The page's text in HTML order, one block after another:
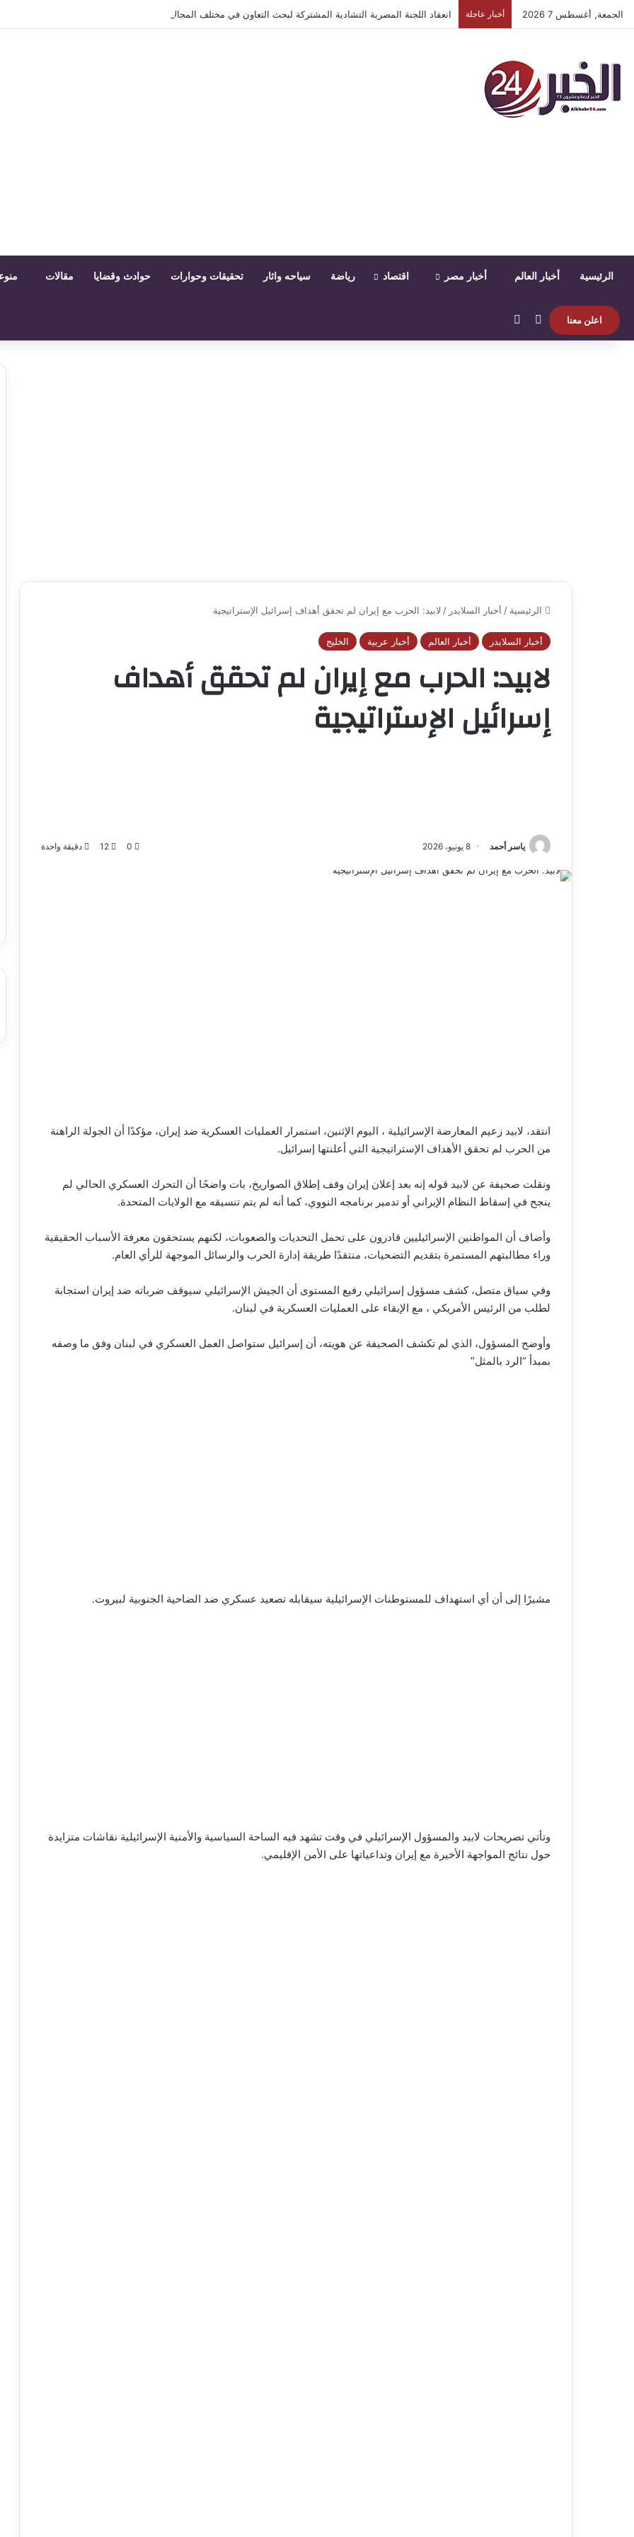
الجمعة, أغسطس 7 2026 أخبار عاجلة انعقاد اللجنة المصرية التشادية المشتركة لبحث التعاون في مختلف المجالات
الرئيسية أخبار العالم أخبار مصر اقتصاد رياضة سياحه واثار تحقيقات وحوارات حوادث وقضايا مقالات
اعلن معنا الوضع المظلم
الرئيسية / أخبار السلايدر / لابيد: الحرب مع إيران لم تحقق أهداف إسرائيل الإستراتيجية
أخبار السلايدر أخبار العالم أخبار عربية الخليج
لابيد: الحرب مع إيران لم تحقق أهداف
إسرائيل الإستراتيجية
ياسر أحمد 8 يونيو، 2026 0
12 دقيقة واحدة
انتقد، لابيد زعيم المعارضة الإسرائيلية ، اليوم الإثنين، استمرار العمليات العسكرية ضد إيران، مؤكدًا أن الجولة الراهنة
من الحرب لم تحقق الأهداف الإستراتيجية التي أعلنتها إسرائيل.
ونقلت صحيفة عن لابيد قوله إنه بعد إعلان إيران وقف إطلاق الصواريخ، بات واضحًا أن التحرك العسكري الحالي لم
ينجح في إسقاط النظام الإيراني أو تدمير برنامجه النووي، كما أنه لم يتم تنسيقه مع الولايات المتحدة.
وأضاف أن المواطنين الإسرائيليين قادرون على تحمل التحديات والصعوبات، لكنهم يستحقون معرفة الأسباب الحقيقية
وراء مطالبتهم المستمرة بتقديم التضحيات، منتقدًا طريقة إدارة الحرب والرسائل الموجهة للرأي العام.
وفي سياق متصل، كشف مسؤول إسرائيلي رفيع المستوى أن الجيش الإسرائيلي سيوقف ضرباته ضد إيران استجابة
لطلب من الرئيس الأمريكي ، مع الإبقاء على العمليات العسكرية في لبنان.
وأوضح المسؤول، الذي لم تكشف الصحيفة عن هويته، أن إسرائيل ستواصل العمل العسكري في لبنان وفق ما وصفه
بمبدأ “الرد بالمثل”
مشيرًا إلى أن أي استهداف للمستوطنات الإسرائيلية سيقابله تصعيد عسكري ضد الضاحية الجنوبية لبيروت.
وتأتي تصريحات لابيد والمسؤول الإسرائيلي في وقت تشهد فيه الساحة السياسية والأمنية الإسرائيلية نقاشات متزايدة
حول نتائج المواجهة الأخيرة مع إيران وتداعياتها على الأمن الإقليمي.